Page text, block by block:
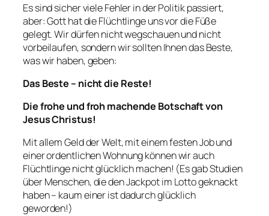
Es sind sicher viele Fehler in der Politik passiert,
aber: Gott hat die Flüchtlinge uns vor die Füße
gelegt. Wir dürfen nicht wegschauen und nicht
vorbeilaufen, sondern wir sollten Ihnen das Beste,
was wir haben, geben:
Das Beste – nicht die Reste!
Die frohe und froh machende Botschaft von
Jesus Christus!
Mit allem Geld der Welt, mit einem festen Job und
einer ordentlichen Wohnung können wir auch
Flüchtlinge nicht glücklich machen! (Es gab Studien
über Menschen, die den Jackpot im Lotto geknackt
haben – kaum einer ist dadurch glücklich
geworden!)